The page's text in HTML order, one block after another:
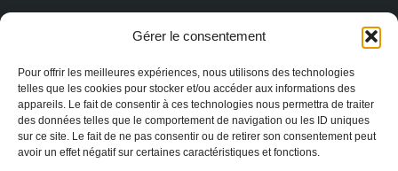
Gérer le consentement
Pour offrir les meilleures expériences, nous utilisons des technologies
telles que les cookies pour stocker et/ou accéder aux informations des
appareils. Le fait de consentir à ces technologies nous permettra de traiter
des données telles que le comportement de navigation ou les ID uniques
sur ce site. Le fait de ne pas consentir ou de retirer son consentement peut
avoir un effet négatif sur certaines caractéristiques et fonctions.
15/04/2026
Swing de Avenida et Swing Forrodum — rythmes de la
samba-reggae
15/04/2026